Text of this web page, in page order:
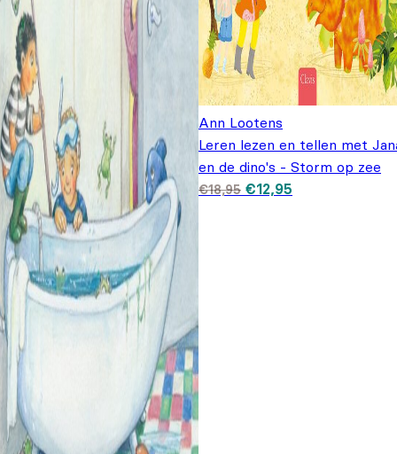
Ann Lootens
Leren lezen en tellen met
en de dino's - Storm op zee
€18,95 Oorspronkelijke prijs
was: €18,95.
€12,95
€12,95.